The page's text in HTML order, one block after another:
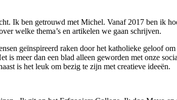
Ik ben getrouwd met Michel. Vanaf 2017 ben ik
welke thema’s en artikelen we gaan schrijven.
geïnspireerd raken door het katholieke geloof
is meer dan een blad alleen geworden met onze
is het leuk om bezig te zijn met creatieve ideeën.